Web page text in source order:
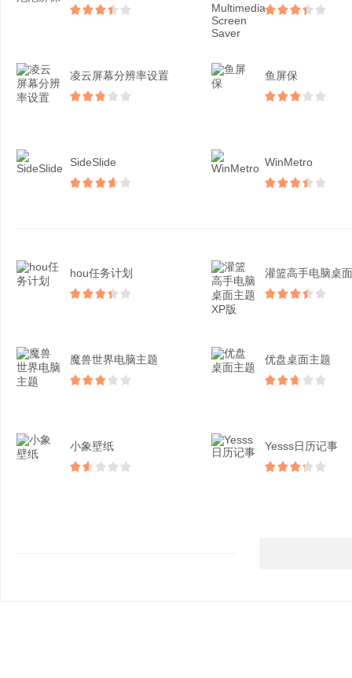
凌云屏幕分辨率设置 鱼屏保
SideSlide WinMetro
hou任务计划
魔兽世界电脑主题 优盘桌面主题
小象壁纸 Yesss日历记事